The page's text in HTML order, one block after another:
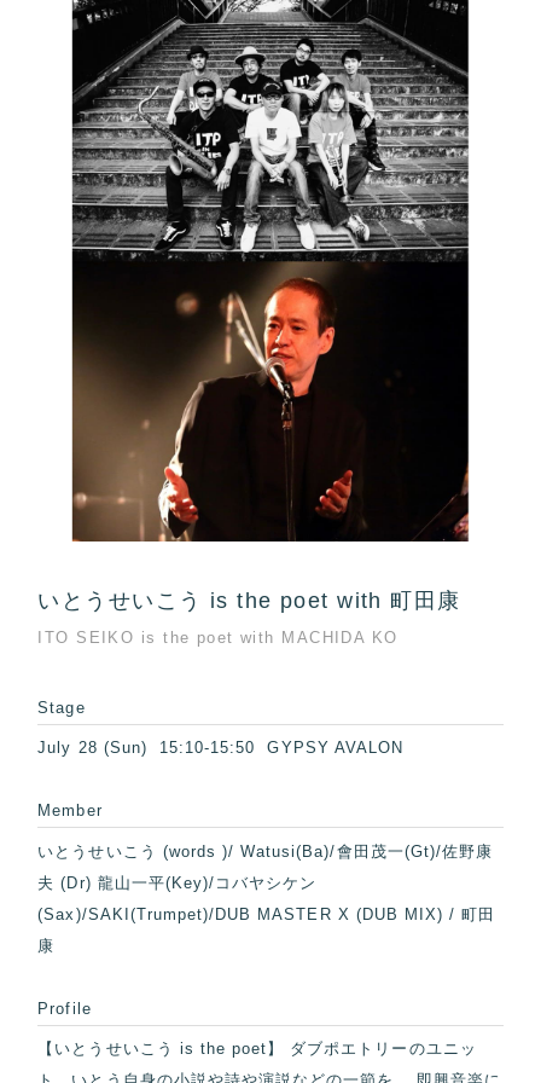
いとうせいこう is the poet with 町田康
ITO SEIKO is the poet with MACHIDA KO
Stage
July 28 (Sun) 15:10-15:50 GYPSY AVALON
Member
いとうせいこう (words )/ Watusi(Ba)/會田茂一(Gt)/佐野康
夫 (Dr) 龍山一平(Key)/コバヤシケン
(Sax)/SAKI(Trumpet)/DUB MASTER X (DUB MIX) / 町田
康
Profile
【いとうせいこう is the poet】 ダブポエトリーのユニッ